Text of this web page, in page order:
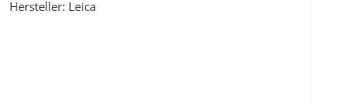
Hersteller: Leica